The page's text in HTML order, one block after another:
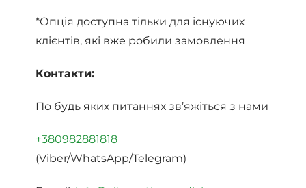
*Опція доступна тільки для існуючих
клієнтів, які вже робили замовлення
Контакти:
По будь яких питаннях зв’яжіться з нами
+380982881818
(Viber/WhatsApp/Telegram)